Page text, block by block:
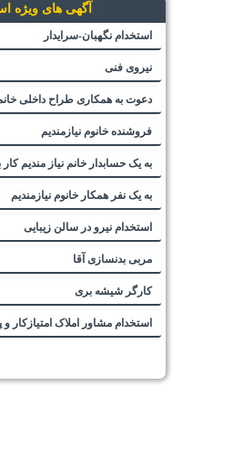
آگهی های ویژه
استخدام نگهبان-سرایدار
نیروی فنی
دعوت به همکاری طراح داخلی
فروشنده خانوم نیازمندیم
به یک حسابدار خانم نیاز مندیم کار
به یک نفر همکار خانوم نیازمندیم
استخدام نیرو در سالن زیبایی
مربی بدنسازی آقا
کارگر شیشه بری
استخدام مشاور املاک